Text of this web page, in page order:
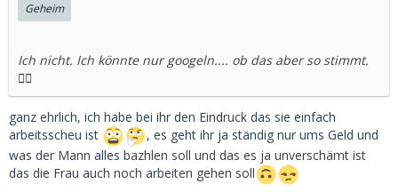
Geheim
Ich nicht. Ich könnte nur googeln.... ob das aber so stimmt.
🤷‍♂️
ganz ehrlich, ich habe bei ihr den Eindruck das sie einfach
arbeitsscheu ist
, es geht ihr ja ständig nur ums Geld und
was der Mann alles bazhlen soll und das es ja unverschämt ist
das die Frau auch noch arbeiten gehen soll